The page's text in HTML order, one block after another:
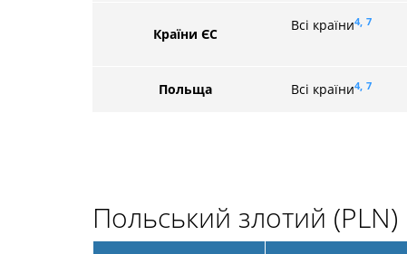
Країни ЄС
Всі країни4, 7
Польща Всі країни4, 7
Польський злотий (PLN)